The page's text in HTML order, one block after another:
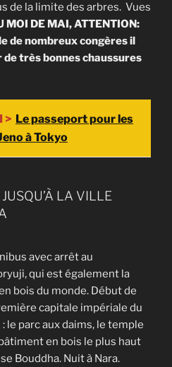
de la limite des arbres. Vues
MOI DE MAI, ATTENTION:
de nombreux congères il
très bonnes chaussures
> Le passeport pour les
à Tokyo
LA VILLE
avec arrêt au
qui est également la
bois du monde. Début de
capitale impériale du
le parc aux daims, le temple
en bois le plus haut
Bouddha. Nuit à Nara.